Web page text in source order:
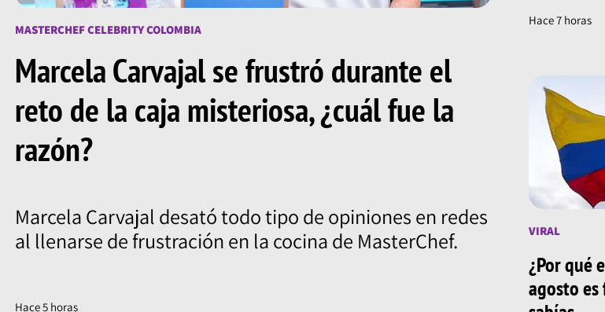
MASTERCHEF CELEBRITY COLOMBIA
Marcela Carvajal se frustró durante el
reto de la caja misteriosa, ¿cuál fue la
razón?
Marcela Carvajal desató todo tipo de opiniones en redes
al llenarse de frustración en la cocina de MasterChef.
Hace 5 horas
Hace 7 horas
VIRAL
¿Por qué
agosto